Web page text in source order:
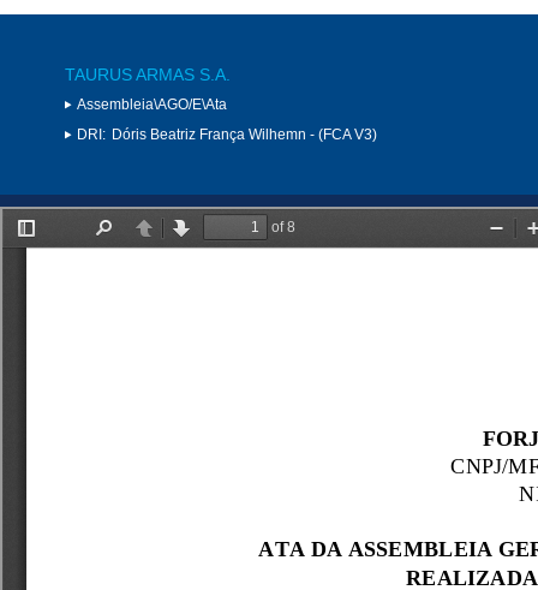
TAURUS ARMAS S.A.
Assembleia\AGO/E\Ata
DRI: Dóris Beatriz França Wilhemn - (FCA V3)